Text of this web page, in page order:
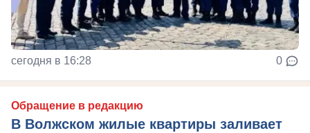
сегодня в 16:28 0
Обращение в редакцию
В Волжском жилые квартиры заливает